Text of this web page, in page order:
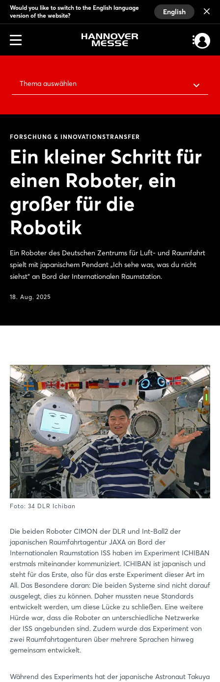
Would you like to switch to the English language
version of the website?
English
Thema auswählen
FORSCHUNG & INNOVATIONSTRANSFER
Ein kleiner Schritt für
einen Roboter, ein
großer für die
Robotik
Ein Roboter des Deutschen Zentrums für Luft- und Raumfahrt
spielt mit japanischem Pendant „Ich sehe was, was du nicht
siehst“ an Bord der Internationalen Raumstation.
18. Aug. 2025
Foto: 34 DLR Ichiban
Die beiden Roboter CIMON der DLR und Int-Ball2 der
japanischen Raumfahrtagentur JAXA an Bord der
Internationalen Raumstation ISS haben im Experiment ICHIBAN
erstmals miteinander kommuniziert. ICHIBAN ist japanisch und
steht für das Erste, also für das erste Experiment dieser Art im
All. Das Besondere daran: Die beiden Systeme sind nicht darauf
ausgelegt, dies zu können. Daher mussten neue Standards
entwickelt werden, um diese Lücke zu schließen. Eine weitere
Hürde war, dass die Roboter an unterschiedliche Netzwerke
der ISS angebunden sind. Zudem wurde das Experiment von
zwei Raumfahrtagenturen über mehrere Sprachen hinweg
gemeinsam entwickelt.
Während des Experiments hat der japanische Astronaut Takuya